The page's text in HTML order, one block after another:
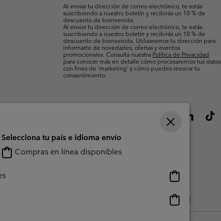
Al enviar tu dirección de correo electrónico, te estás
suscribiendo a nuestro boletín y recibirás un 10 % de
descuento de bienvenida.
Al enviar tu dirección de correo electrónico, te estás
suscribiendo a nuestro boletín y recibirás un 10 % de
descuento de bienvenida. Utilizaremos tu dirección para
informarte de novedades, ofertas y eventos
promocionales. Consulta nuestra Política de Privacidad
para conocer más en detalle cómo procesaremos tus datos
con fines de ’marketing’ y cómo puedes revocar tu
consentimiento.
Public CBCR
Selecciona tu país e idioma envío
Compras en línea disponibles
Compras
en
línea
disponibles
Compras
en